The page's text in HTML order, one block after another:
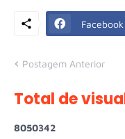
Facebook
Postagem Anterior
Total de
8050342